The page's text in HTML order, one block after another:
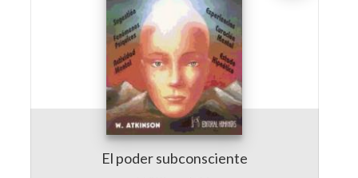
El poder subconsciente
por William Atkinson